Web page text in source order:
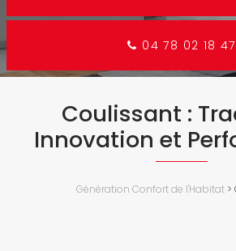
04 78 02 18 47
Coulissant :
Innovation et
Génération Confort de l'Habitat >